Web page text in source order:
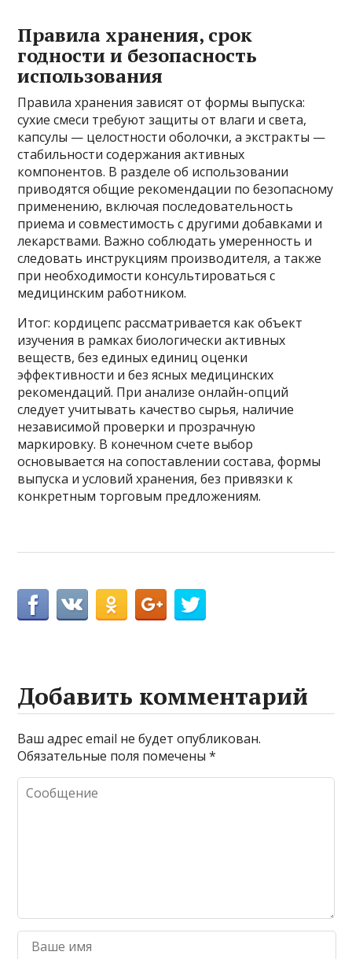
Правила хранения, срок
годности и безопасность
использования
Правила хранения зависят от формы выпуска:
сухие смеси требуют защиты от влаги и света,
капсулы — целостности оболочки, а экстракты —
стабильности содержания активных
компонентов. В разделе об использовании
приводятся общие рекомендации по безопасному
применению, включая последовательность
приема и совместимость с другими добавками и
лекарствами. Важно соблюдать умеренность и
следовать инструкциям производителя, а также
при необходимости консультироваться с
медицинским работником.
Итог: кордицепс рассматривается как объект
изучения в рамках биологически активных
веществ, без единых единиц оценки
эффективности и без ясных медицинских
рекомендаций. При анализе онлайн-опций
следует учитывать качество сырья, наличие
независимой проверки и прозрачную
маркировку. В конечном счете выбор
основывается на сопоставлении состава, формы
выпуска и условий хранения, без привязки к
конкретным торговым предложениям.
Добавить комментарий
Ваш адрес email не будет опубликован.
Обязательные поля помечены*